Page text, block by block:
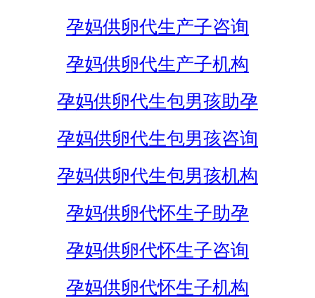
孕妈供卵代生产子咨询
孕妈供卵代生产子机构
孕妈供卵代生包男孩助孕
孕妈供卵代生包男孩咨询
孕妈供卵代生包男孩机构
孕妈供卵代怀生子助孕
孕妈供卵代怀生子咨询
孕妈供卵代怀生子机构